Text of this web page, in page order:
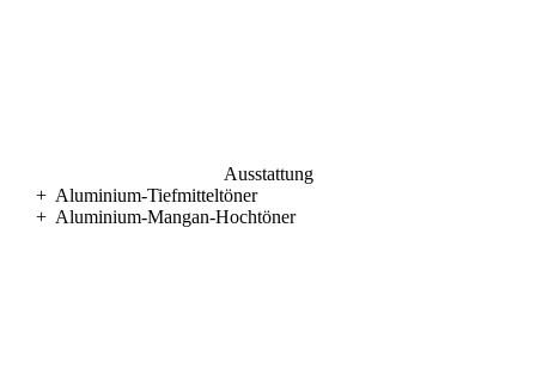
Ausstattung
+ Aluminium-Tiefmitteltöner
+ Aluminium-Mangan-Hochtöner